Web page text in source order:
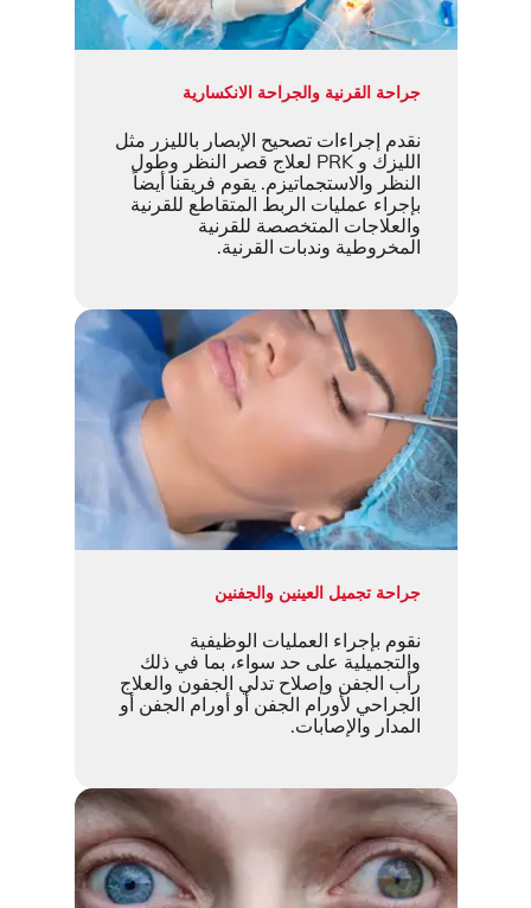
جراحة القرنية والجراحة الانكسارية
نقدم إجراءات تصحيح الإبصار بالليزر مثل
الليزك و PRK لعلاج قصر النظر وطول
النظر والاستجماتيزم. يقوم فريقنا أيضاً
بإجراء عمليات الربط المتقاطع للقرنية
والعلاجات المتخصصة للقرنية
المخروطية وندبات القرنية.
جراحة تجميل العينين والجفنين
نقوم بإجراء العمليات الوظيفية
والتجميلية على حد سواء، بما في ذلك
رأب الجفن وإصلاح تدلي الجفون والعلاج
الجراحي لأورام الجفن أو أورام الجفن أو
المدار والإصابات.